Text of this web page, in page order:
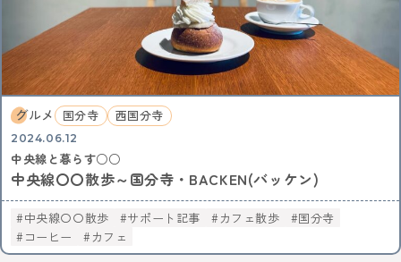
グルメ 国分寺 西国分寺
2024.06.12
中央線と暮らす○○
中央線〇〇散歩～国分寺・BACKEN(バッケン)
中央線〇〇散歩 サポート記事 カフェ散歩
国分寺
コーヒー
カフェ